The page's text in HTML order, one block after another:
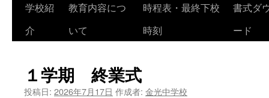
学校紹
介
教育内容につ
いて
時程表・最終下校
時刻
書式ダ
ード
１学期 終業式
投稿日: 2026年7月17日 作成者: 金光中学校